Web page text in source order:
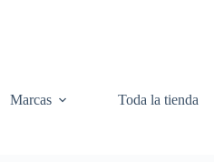
Marcas Toda la tienda